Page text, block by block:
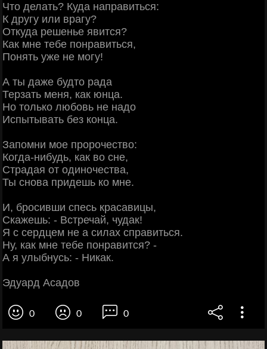
Что делать? Куда направиться:
К другу или врагу?
Откуда решенье явится?
Как мне тебе понравиться,
Понять уже не могу!
А ты даже будто рада
Терзать меня, как юнца.
Но только любовь не надо
Испытывать без конца.
Запомни мое пророчество:
Когда-нибудь, как во сне,
Страдая от одиночества,
Ты снова придешь ко мне.
И, бросивши спесь красавицы,
Скажешь: - Встречай, чудак!
Я с сердцем не а силах справиться.
Ну, как мне тебе понравится? -
А я улыбнусь: - Никак.
Эдуард Асадов
0 0 0